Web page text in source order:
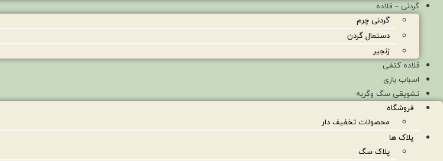
گردنی – قلاده
گردنی چرم
دستمال گردن
زنجیر
قلاده کتفی
اسباب بازی
تشویقی سگ وگربه
فروشگاه
محصولات تخفیف دار
پلاک ها
پلاک سگ